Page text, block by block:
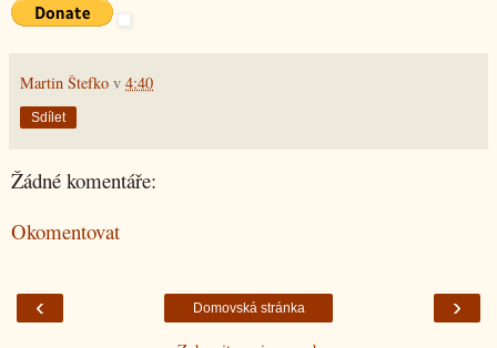
Martin Štefko v 4:40
Sdílet
Žádné komentáře:
Okomentovat
‹ ›
Domovská stránka